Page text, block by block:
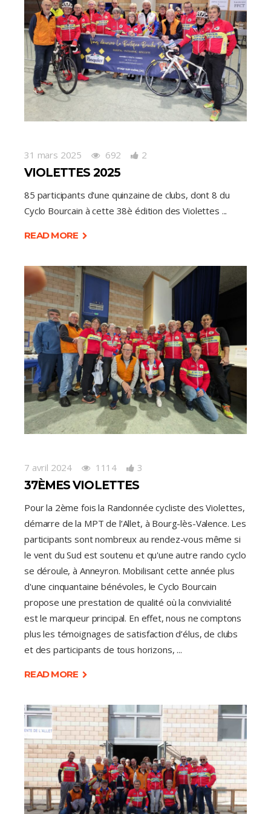
31 mars 2025 692 2
VIOLETTES 2025
85 participants d'une quinzaine de clubs, dont 8 du
Cyclo Bourcain à cette 38è édition des Violettes
READ MORE
7 avril 2024 1114 3
37ÈMES VIOLETTES
Pour la 2ème fois la Randonnée cycliste des Violettes,
démarre de la MPT de l’Allet, à Bourg-lès-Valence. Les
participants sont nombreux au rendez-vous même si
le vent du Sud est soutenu et qu'une autre rando cyclo
se déroule, à Anneyron. Mobilisant cette année plus
d'une cinquantaine bénévoles, le Cyclo Bourcain
propose une prestation de qualité où la convivialité
est le marqueur principal. En effet, nous ne comptons
plus les témoignages de satisfaction d’élus, de clubs
et des participants de tous horizons,
READ MORE